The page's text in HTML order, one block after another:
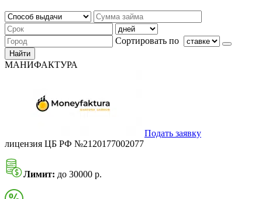
Сортировать по
Найти
МАНИФАКТУРА
Подать заявку
лицензия ЦБ РФ №2120177002077
Лимит: до 30000 р.